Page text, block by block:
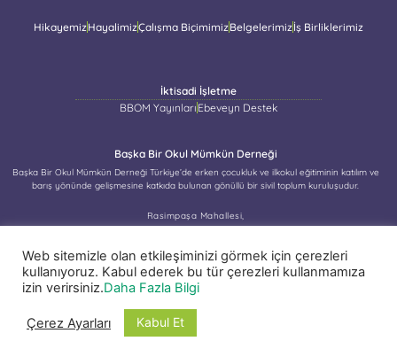
HikayemizHayalimizÇalışma BiçimimizBelgelerimizİş Birliklerimiz
İktisadi İşletme
BBOM Yayınları Ebeveyn Destek
Başka Bir Okul Mümkün Derneği
Başka Bir Okul Mümkün Derneği Türkiye’de erken çocukluk ve ilkokul eğitiminin katılım ve
barış yönünde gelişmesine katkıda bulunan gönüllü bir sivil toplum kuruluşudur.
Rasimpaşa Mahallesi,
Teyyareci Sami Sokak, No: 12/3
Gizlilik ve Veri Güvenliği Politikası
Web sitemizle olan etkileşiminizi görmek için çerezleri
kullanıyoruz. Kabul ederek bu tür çerezleri kullanmamıza
izin verirsiniz.Daha Fazla Bilgi
Çerez Ayarları Kabul Et